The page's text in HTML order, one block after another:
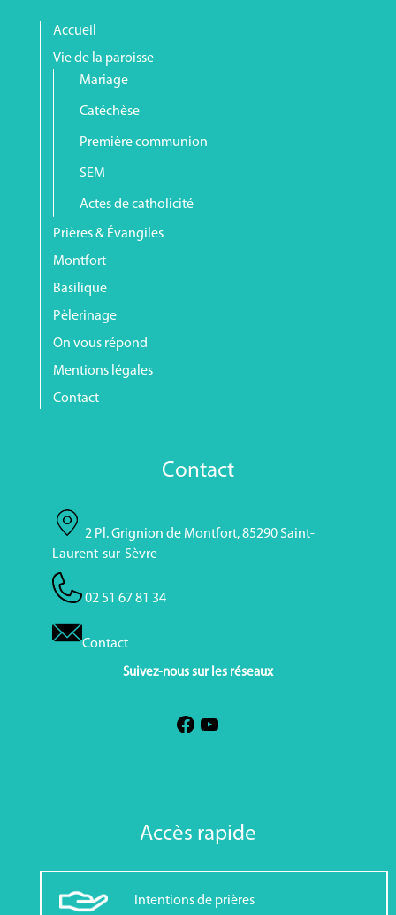
Accueil
Vie de la paroisse
Mariage
Catéchèse
Première communion
SEM
Actes de catholicité
Prières & Évangiles
Montfort
Basilique
Pèlerinage
On vous répond
Mentions légales
Contact
Contact
2 Pl. Grignion de Montfort, 85290 Saint-
Laurent-sur-Sèvre
02 51 67 81 34
Contact
Suivez-nous sur les réseaux
Accès rapide
Intentions de prières